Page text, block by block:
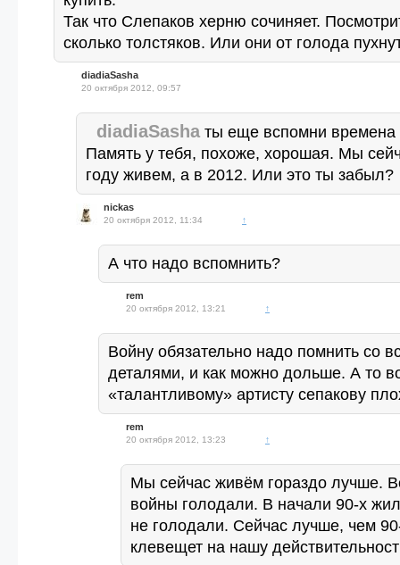
Так что Слепаков херню сочиняет.
сколько толстяков. Или они от голода
diadiaSasha
20 октября 2012, 09:57
diadiaSasha ты еще вспомни
Память у тебя, похоже, хорошая. Мы
году живем, а в 2012. Или это ты забыл?
nickas
20 октября 2012, 11:34 ↑
А что надо вспомнить?
rem
20 октября 2012, 13:21 ↑
Войну обязательно надо помнить со
деталями, и как можно дольше. А то
«талантливому» артисту сепакову
rem
20 октября 2012, 13:23 ↑
Мы сейчас живём гораздо лучше.
войны голодали. В начали 90-х
не голодали. Сейчас лучше, чем
клевещет на нашу